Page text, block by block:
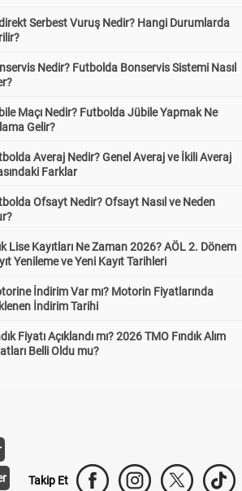
Serbest Vuruş Nedir? Hangi Durumlarda
Nedir? Futbolda Bonservis Sistemi Nasıl
Maçı Nedir? Futbolda Jübile Yapmak Ne
Gelir?
Averaj Nedir? Genel Averaj ve İkili Averaj
Farklar
Ofsayt Nedir? Ofsayt Nasıl ve Neden
Lise Kayıtları Ne Zaman 2026? AÖL 2. Dönem
Yenileme ve Yeni Kayıt Tarihleri
İndirim Var mı? Motorin Fiyatlarında
İndirim Tarihi
Fiyatı Açıklandı mı? 2026 TMO Fındık Alım
Belli Oldu mu?
Takip Et